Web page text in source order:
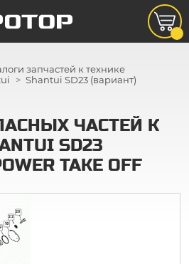
запчастей к технике
Shantui SD23 (вариант)
ЧАСТЕЙ К
SD23
TAKE OFF
18
20
22